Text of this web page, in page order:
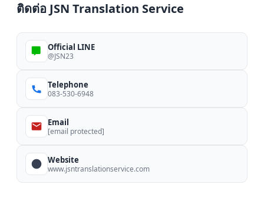
ติดต่อ JSN Translation Service
Official LINE
@JSN23
Telephone
083-530-6948
Email
[email protected]
Website
www.jsntranslationservice.com